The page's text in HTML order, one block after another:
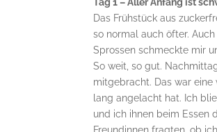
Das Frühstück aus
so normal auch öfter.
Sprossen schmeckte mir
So weit, so gut.
mitgebracht. Das war
lang angelacht hat. Ich
und ich ihnen beim Essen